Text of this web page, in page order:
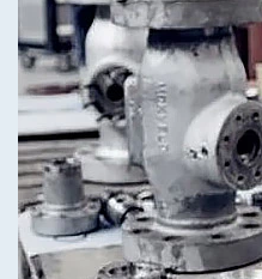
РЕДУКТОР
ОСОБЕННЫЙ
ТЕСТИРОВАНИЕ
БЛОГ
КОНТАКТ